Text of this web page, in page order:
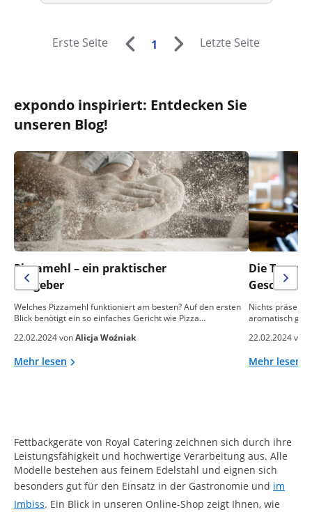
Erste Seite 1 Letzte Seite
expondo inspiriert: Entdecken Sie
unseren Blog!
Pizzamehl – ein praktischer
Ratgeber
Welches Pizzamehl funktioniert am besten? Auf den ersten
Blick benötigt ein so einfaches Gericht wie Pizza…
22.02.2024 vonAlicja Woźniak
Mehr lesen
Die
Nichts
aromatisch
22.02.2024 von
Mehr lesen
Fettbackgeräte von Royal Catering zeichnen sich durch ihre
Leistungsfähigkeit und hochwertige Verarbeitung aus. Alle
Modelle bestehen aus feinem Edelstahl und eignen sich
besonders gut für den Einsatz in der Gastronomie und im
Imbiss. Ein Blick in unseren Online-Shop zeigt Ihnen, wie